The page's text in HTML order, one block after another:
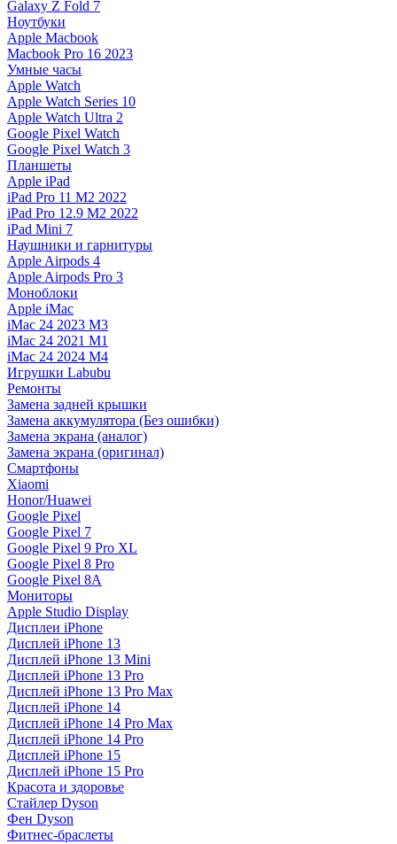
Galaxy Z Fold 7
Ноутбуки
Apple Macbook
Macbook Pro 16 2023
Умные часы
Apple Watch
Apple Watch Series 10
Apple Watch Ultra 2
Google Pixel Watch
Google Pixel Watch 3
Планшеты
Apple iPad
iPad Pro 11 M2 2022
iPad Pro 12.9 M2 2022
iPad Mini 7
Наушники и гарнитуры
Apple Airpods 4
Apple Airpods Pro 3
Моноблоки
Apple iMac
iMac 24 2023 M3
iMac 24 2021 M1
iMac 24 2024 M4
Игрушки Labubu
Ремонты
Замена задней крышки
Замена аккумулятора (Без ошибки)
Замена экрана (аналог)
Замена экрана (оригинал)
Смартфоны
Xiaomi
Honor/Huawei
Google Pixel
Google Pixel 7
Google Pixel 9 Pro XL
Google Pixel 8 Pro
Google Pixel 8A
Мониторы
Apple Studio Display
Дисплеи iPhone
Дисплей iPhone 13
Дисплей iPhone 13 Mini
Дисплей iPhone 13 Pro
Дисплей iPhone 13 Pro Max
Дисплей iPhone 14
Дисплей iPhone 14 Pro Max
Дисплей iPhone 14 Pro
Дисплей iPhone 15
Дисплей iPhone 15 Pro
Красота и здоровье
Стайлер Dyson
Фен Dyson
Фитнес-браслеты